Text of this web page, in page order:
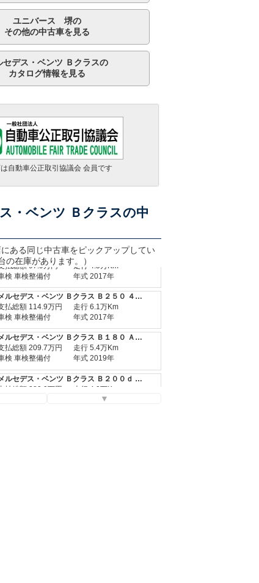
ユニバース 堺の
その他の中古車を見る
セデス・ベンツ Ｂクラスの
カタログ情報を見る
自動車公正取引協議会 会員です
・ベンツ Ｂクラスの中
にある同じ中古車をピックアップしてい
の在庫があります。）
検 2027年01月
年式 2020年
メルセデス・ベンツ Ｂクラス Ｂ２００ｄ ＡＭＧライン
支払総額
204.9 万円
走行 6.2万Km
ルセデス・ベンツ Ｂクラス Ｂ１８０
払総額97.9万円
走行 4.5万Km
検 車検整備付
年式 2017年
メルセデス・ベンツ Ｂクラス Ｂ２５０ ４マチック スポーツ
払総額 114.9万円
走行 6.1万Km
検 車検整備付
年式 2017年
メルセデス・ベンツ Ｂクラス Ｂ１８０ ＡＭＧライン
払総額 209.7万円
走行 5.4万Km
検 車検整備付
年式 2019年
メルセデス・ベンツ Ｂクラス Ｂ２００ｄ ＡＭＧレザーエクスクルーシブパッケージ
支払総額 289.9万円
走行 4.9万Km
年式 2022年
▼